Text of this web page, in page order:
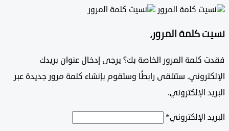
كلمة المرور،
كلمة المرور الخاصة بك؟ يرجى إدخال عنوان بريدك
ستتلقى رابطًا وستقوم بإنشاء كلمة مرور جديدة عبر
الإلكتروني.
الإلكتروني*